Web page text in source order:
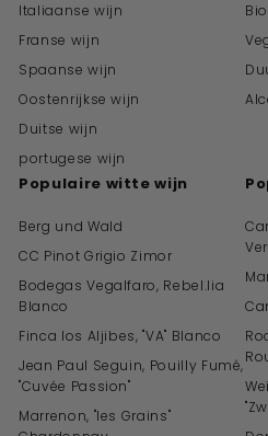
Italiaanse wijn
Franse wijn
Spaanse wijn
Oostenrijkse wijn
Duitse wijn
portugese wijn
Populaire witte wijn
Berg und Wald
CC Pinot Grigio Zimor
Bodegas Vegalfaro, Rebel.lia
Blanco
Finca los Aljibes, "VA" Blanco
Jean Paul Seguin, Pouilly Fumé,
"Cuvée Passion"
Marrenon, "les Grains"